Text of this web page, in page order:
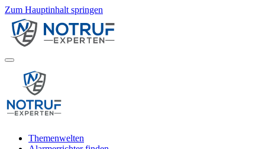
Zum Hauptinhalt springen
Themenwelten